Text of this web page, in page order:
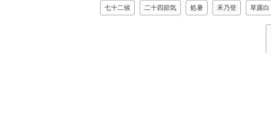
七十二候 二十四節気 処暑 禾乃登 草露白